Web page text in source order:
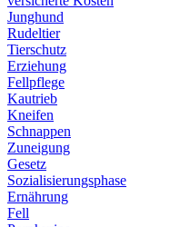
Junghund
Rudeltier
Tierschutz
Erziehung
Fellpflege
Kautrieb
Kneifen
Schnappen
Zuneigung
Gesetz
Sozialisierungsphase
Ernährung
Fell